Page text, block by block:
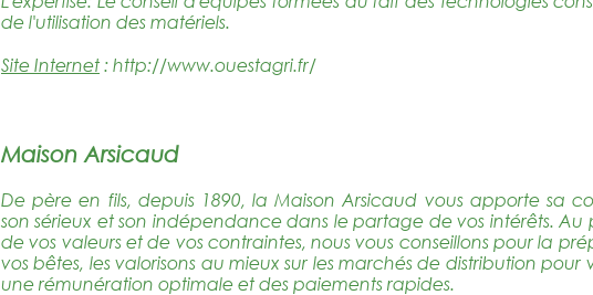
de l'utilisation des matériels.
Site Internet : http://www.ouestagri.fr/
Maison Arsicaud
De père en fils, depuis 1890, la Maison Arsicaud vous apporte sa
son sérieux et son indépendance dans le partage de vos intérêts. Au
de vos valeurs et de vos contraintes, nous vous conseillons pour la
vos bêtes, les valorisons au mieux sur les marchés de distribution pour
une rémunération optimale et des paiements rapides.